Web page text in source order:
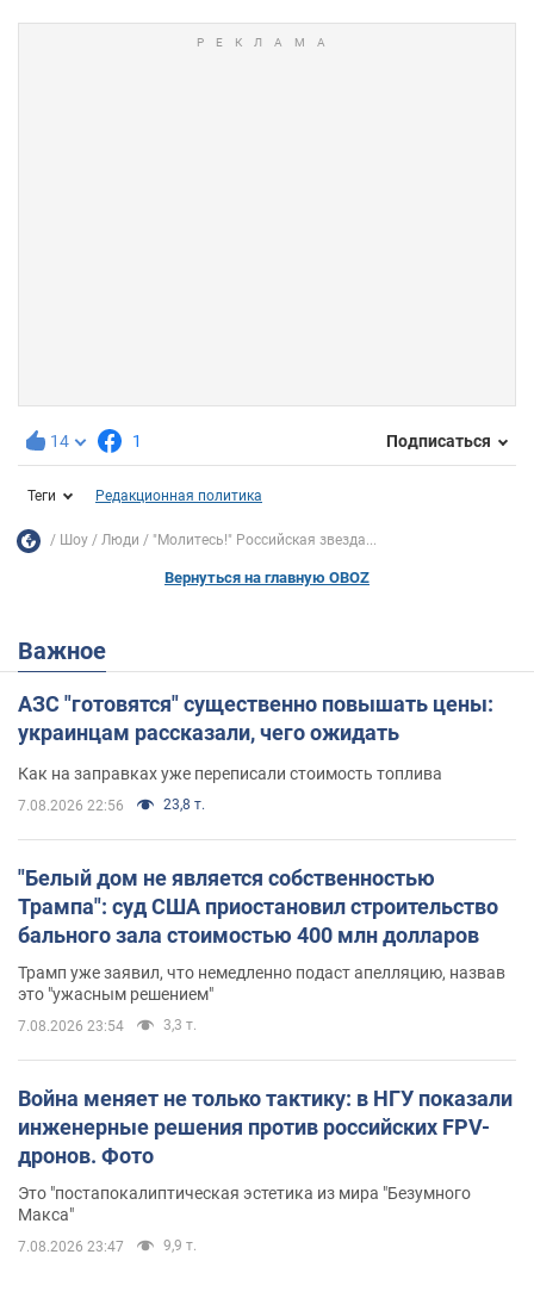
14 1 Подписаться
Теги Редакционная политика
Шоу Люди "Молитесь!" Российская звезда...
Вернуться на главную OBOZ
Важное
АЗС "готовятся" существенно повышать цены:
украинцам рассказали, чего ожидать
Как на заправках уже переписали стоимость топлива
7.08.2026 22:56 23,8 т.
"Белый дом не является собственностью
Трампа": суд США приостановил строительство
бального зала стоимостью 400 млн долларов
Трамп уже заявил, что немедленно подаст апелляцию, назвав
это "ужасным решением"
7.08.2026 23:54 3,3 т.
Война меняет не только тактику: в НГУ показали
инженерные решения против российских FPV-
дронов. Фото
Это "постапокалиптическая эстетика из мира "Безумного
Макса"
7.08.2026 23:47 9,9 т.